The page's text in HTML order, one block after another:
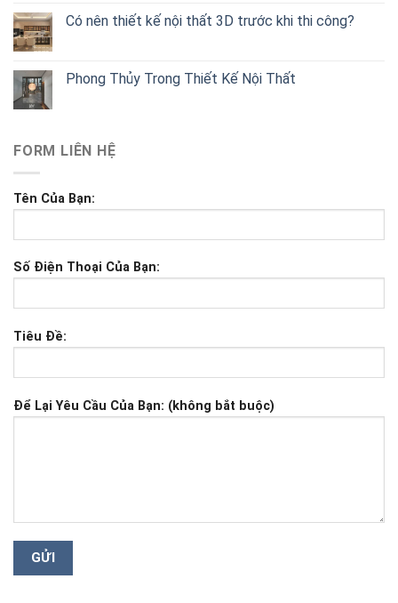
Có nên thiết kế nội thất 3D trước khi thi công?
Phong Thủy Trong Thiết Kế Nội Thất
FORM LIÊN HỆ
Tên Của Bạn:
Số Điện Thoại Của Bạn:
Tiêu Đề:
Để Lại Yêu Cầu Của Bạn: (không bắt buộc)